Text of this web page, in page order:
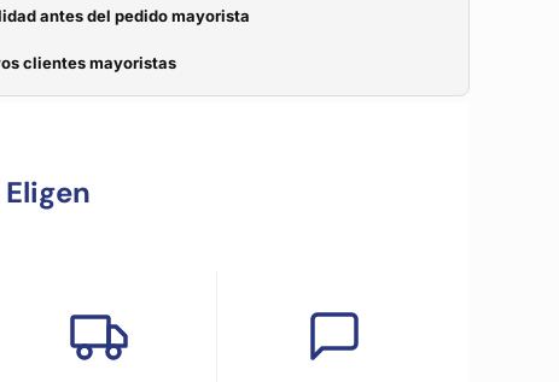
antes del pedido mayorista
clientes mayoristas